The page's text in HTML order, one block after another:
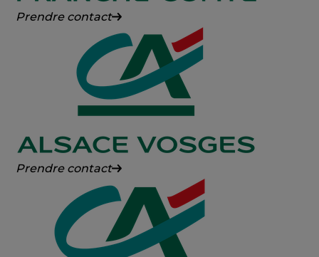
Crédit
Prendre contact
Crédit
Vosges
Prendre contact